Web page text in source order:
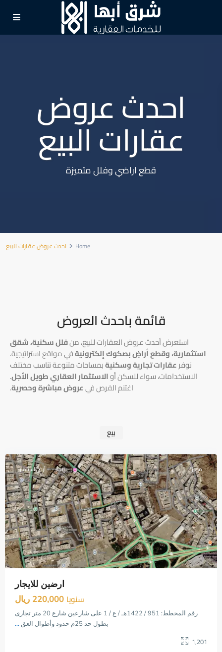
احدث عروض
عقارات البيع
قطع اراضي وفلل متميزة
Home احدث عروض عقارات البيع
قائمة باحدث العروض
استعرض أحدث عروض العقارات للبيع، منفلل سكنية، شقق
استثمارية، وقطع أراضٍ بصكوك إلكترونيةفي مواقع استراتيجية.
نوفرعقارات تجارية وسكنيةبمساحات متنوعة تناسب مختلف
الاستخدامات، سواء للسكن أوالاستثمار العقاري طويل الأجل.
اغتنم الفرص فيعروض مباشرة وحصرية.
بيع
Next
مميز إيجار أرض استثمار
ارضين للايجار
سنويا
رقم المخطط: 951 / 1422هـ / ع / 1 على شارعين شارع 20 متر تجارى
بطول حد 25م حدود وأطوال العق
...
1,201